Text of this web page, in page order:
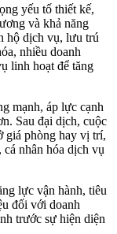
yếu tố thiết kế,
và khả năng
hộ dịch vụ, lưu trú
nhiều doanh
linh hoạt để tăng
mạnh, áp lực cạnh
Sau đại dịch, cuộc
giá phòng hay vị trí,
cá nhân hóa dịch vụ
lực vận hành, tiêu
đối với doanh
trước sự hiện diện